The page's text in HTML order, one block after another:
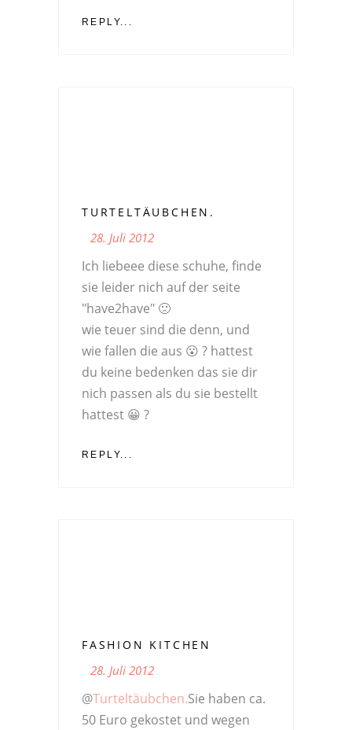
REPLY...
TURTELTÄUBCHEN.
28. Juli 2012
Ich liebeee diese schuhe, finde
sie leider nich auf der seite
"have2have" 🙁
wie teuer sind die denn, und
wie fallen die aus 😮 ? hattest
du keine bedenken das sie dir
nich passen als du sie bestellt
hattest 😀 ?
REPLY...
FASHION KITCHEN
28. Juli 2012
@Turteltäubchen.Sie haben ca.
50 Euro gekostet und wegen